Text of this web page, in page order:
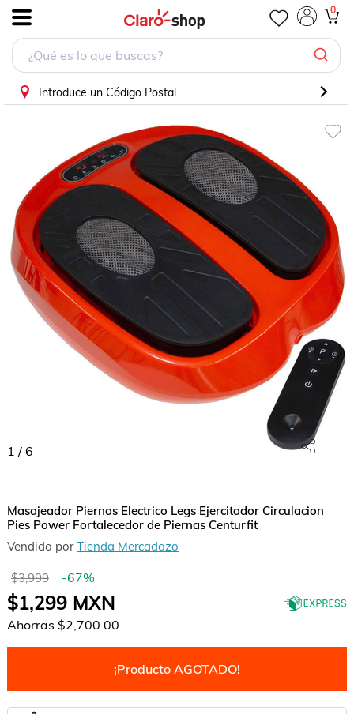
0
Introduce un Código Postal
1 / 6
Masajeador Piernas Electrico Legs Ejercitador Circulacion
Pies Power Fortalecedor de Piernas Centurfit
Vendido porTienda Mercadazo
$3,999 -67%
$1,299MXN
Ahorras $2,700.00
¡Producto AGOTADO!
Masajeador Piernas Electrico Legs Ejercitador Circulacion